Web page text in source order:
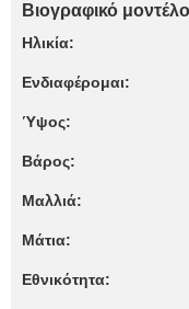
Βιογραφικό
Ηλικία:
Ενδιαφέρομαι:
Ύψος:
Βάρος:
Μαλλιά:
Μάτια:
Εθνικότητα: